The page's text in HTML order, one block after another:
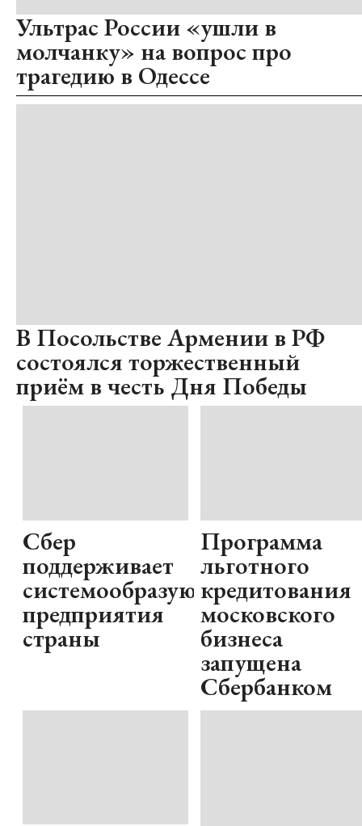
Ультрас России «ушли в
молчанку» на вопрос про
трагедию в Одессе
В Посольстве Армении в РФ
состоялся торжественный
приём в честь Дня Победы
Сбер
поддерживает
системообразующие
предприятия
страны
Программа
льготного
кредитования
московского
бизнеса
запущена
Сбербанком